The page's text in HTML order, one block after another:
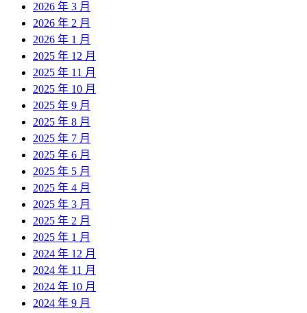
2026 年 3 月
2026 年 2 月
2026 年 1 月
2025 年 12 月
2025 年 11 月
2025 年 10 月
2025 年 9 月
2025 年 8 月
2025 年 7 月
2025 年 6 月
2025 年 5 月
2025 年 4 月
2025 年 3 月
2025 年 2 月
2025 年 1 月
2024 年 12 月
2024 年 11 月
2024 年 10 月
2024 年 9 月